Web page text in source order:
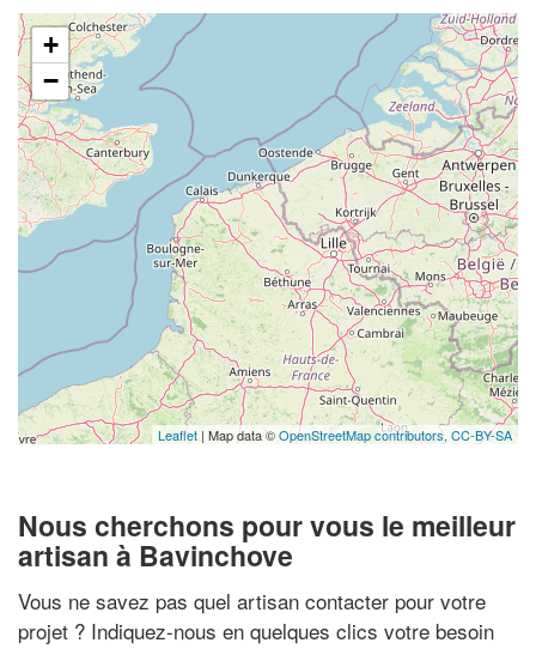
+
−
Leaflet | Map data ©OpenStreetMap contributors, CC-BY-SA
Nous cherchons pour vous le meilleur
artisan à Bavinchove
Vous ne savez pas quel artisan contacter pour votre
projet ? Indiquez-nous en quelques clics votre besoin